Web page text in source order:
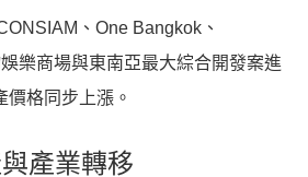
、One Bangkok、
樂商場與東南亞最大綜合開發案進
價格同步上漲。
產業轉移